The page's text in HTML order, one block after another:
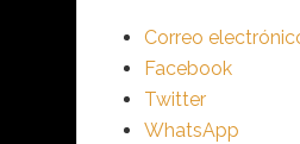
Correo
Facebook
Twitter
WhatsApp